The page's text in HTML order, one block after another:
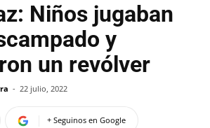
Niños jugaban
y
un revólver
- 22 julio, 2022
+ Seguinos en Google